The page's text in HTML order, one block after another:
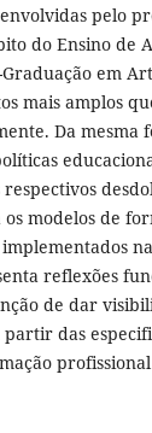
pelo
do Ensino de
em
mais amplos
Da mesma
os modelos de
reflexões
de dar
das